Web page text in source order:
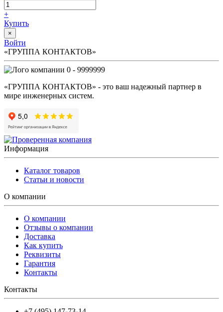
+
Купить
×
Войти
«ГРУППА КОНТАКТОВ»
0 - 9999999
«ГРУППА КОНТАКТОВ» - это ваш надежный партнер в
мире инженерных систем.
Информация
Каталог товаров
Статьи и новости
О компании
О компании
Отзывы о компании
Доставка
Как купить
Реквизиты
Гарантия
Контакты
Контакты